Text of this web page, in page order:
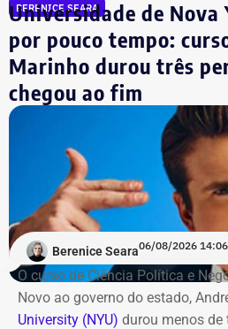
mundial de futebol da
países.
Além da Estação Claro Rio, o
Centro Cultural da Justiça
Ponto Cine, em Guadalupe; e na
Manguinhos; em Benfica.
BERENICE SEARA
Universidade de Nova
por pouco tempo:
Marinho durou três
chegou ao fim
Berenice Seara06/08/2026 14:06
O curso de Ciência Política e
Novo ao governo do estado,
University (NYU) durou menos de